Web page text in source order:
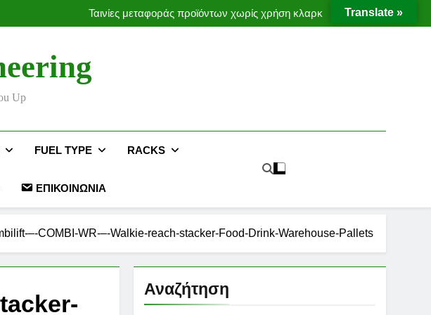
Έργο με μεταλλική υπερκατασκευή
Moffett Taxi
Up
FUEL TYPE RACKS
ΕΠΙΚΟΙΝΩΝΊΑ
–-COMBI-WR-–-Walkie-reach-stacker-Food-Drink-Warehouse-Pallets
Αναζήτηση
Translate »